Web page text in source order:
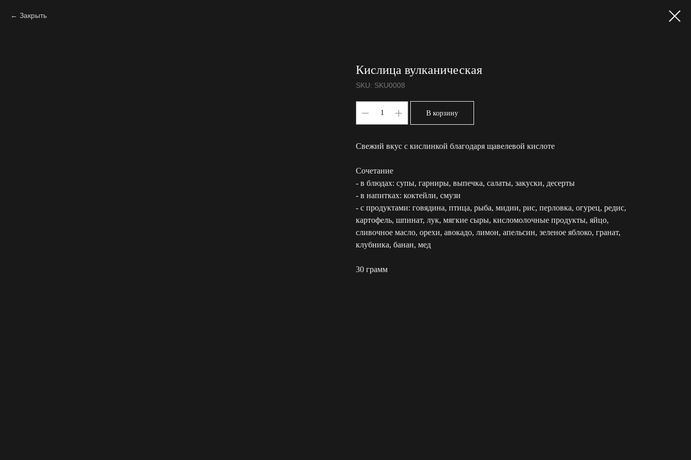
Закрыть
Кислица вулканическая
SKU: SKU0008
В корзину
Свежий вкус с кислинкой благодаря щавелевой кислоте
Сочетание
- в блюдах: супы, гарниры, выпечка, салаты, закуски, десерты
- в напитках: коктейли, смузи
- с продуктами: говядина, птица, рыба, мидии, рис, перловка, огурец, редис,
картофель, шпинат, лук, мягкие сыры, кисломолочные продукты, яйцо,
сливочное масло, орехи, авокадо, лимон, апельсин, зеленое яблоко, гранат,
клубника, банан, мед
30 грамм